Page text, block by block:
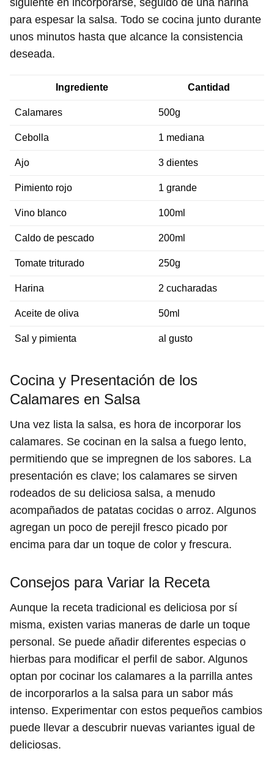
siguiente en incorporarse, seguido de una harina
para espesar la salsa. Todo se cocina junto durante
unos minutos hasta que alcance la consistencia
deseada.
Ingrediente Cantidad
Calamares 500g
Cebolla 1 mediana
Ajo 3 dientes
Pimiento rojo 1 grande
Vino blanco 100ml
Caldo de pescado 200ml
Tomate triturado 250g
Harina 2 cucharadas
Aceite de oliva 50ml
Sal y pimienta al gusto
Cocina y Presentación de los
Calamares en Salsa
Una vez lista la salsa, es hora de incorporar los
calamares. Se cocinan en la salsa a fuego lento,
permitiendo que se impregnen de los sabores. La
presentación es clave; los calamares se sirven
rodeados de su deliciosa salsa, a menudo
acompañados de patatas cocidas o arroz. Algunos
agregan un poco de perejil fresco picado por
encima para dar un toque de color y frescura.
Consejos para Variar la Receta
Aunque la receta tradicional es deliciosa por sí
misma, existen varias maneras de darle un toque
personal. Se puede añadir diferentes especias o
hierbas para modificar el perfil de sabor. Algunos
optan por cocinar los calamares a la parrilla antes
de incorporarlos a la salsa para un sabor más
intenso. Experimentar con estos pequeños cambios
puede llevar a descubrir nuevas variantes igual de
deliciosas.